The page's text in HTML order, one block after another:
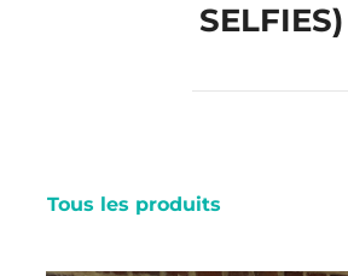
SELFIES)
Tous les produits